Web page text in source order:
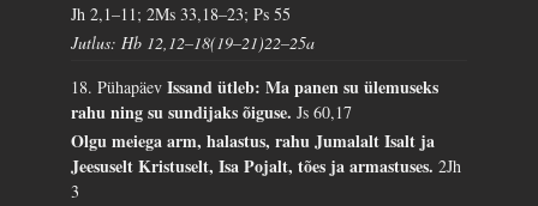
Jh 2,1–11; 2Ms 33,18–23; Ps 55
Jutlus: Hb 12,12–18(19–21)22–25a
18. PühapäevIssand ütleb: Ma panen su ülemuseks
rahu ning su sundijaks õiguse.Js 60,17
Olgu meiega arm, halastus, rahu Jumalalt Isalt ja
Jeesuselt Kristuselt, Isa Pojalt, tões ja armastuses.2Jh
3